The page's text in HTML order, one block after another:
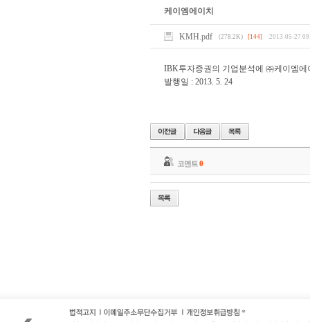
케이엠에이치
KMH.pdf (278.2K) [144] 2013-05-27
IBK투자증권의 기업분석에 ㈜케이엠
발행일 : 2013. 5. 24
코멘트 0
*